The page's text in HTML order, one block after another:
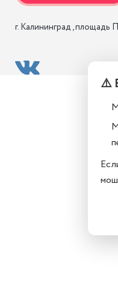
г. Калининград , площадь
⚠️